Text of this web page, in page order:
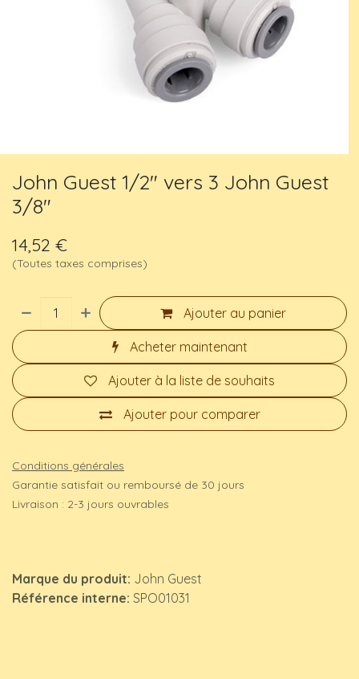
John Guest 1/2" vers 3 John Guest
3/8"
14,52 €
(Toutes taxes comprises)
Ajouter au panier
Acheter maintenant
Ajouter pour comparer
Ajouter à la liste de souhaits
Conditions générales
Garantie satisfait ou remboursé de 30 jours
Livraison : 2-3 jours ouvrables
Marque du produit: John Guest
Référence interne: SPO01031